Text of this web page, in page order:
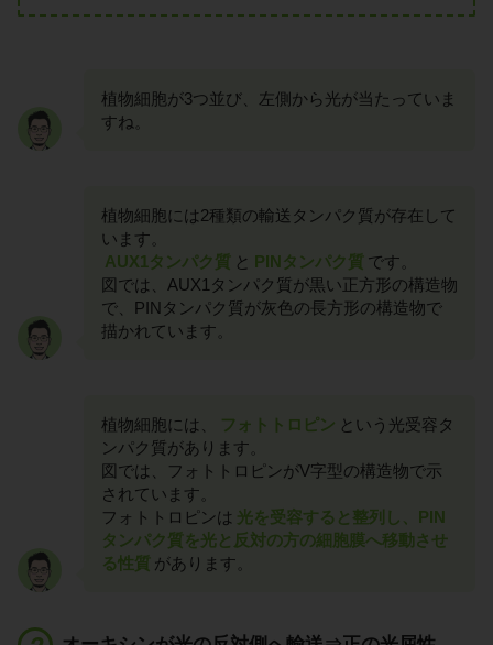
植物細胞が3つ並び、左側から光が当たっていま
すね。
植物細胞には2種類の輸送タンパク質が存在して
います。
AUX1タンパク質 と PINタンパク質 です。
図では、AUX1タンパク質が黒い正方形の構造物
で、PINタンパク質が灰色の長方形の構造物で
描かれています。
植物細胞には、 フォトトロピン という光受容タ
ンパク質があります。
図では、フォトトロピンがV字型の構造物で示
されています。
フォトトロピンは 光を受容すると整列し、PIN
タンパク質を光と反対の方の細胞膜へ移動させ
る性質 があります。